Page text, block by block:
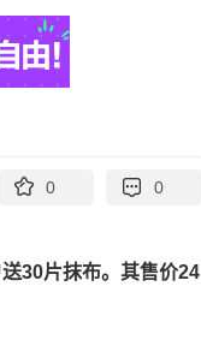
0 0
30片抹布。其售价24